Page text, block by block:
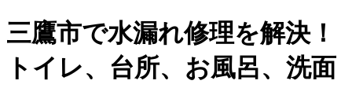
三鷹市で水漏れ修理を解決！
トイレ、台所、お風呂、洗面